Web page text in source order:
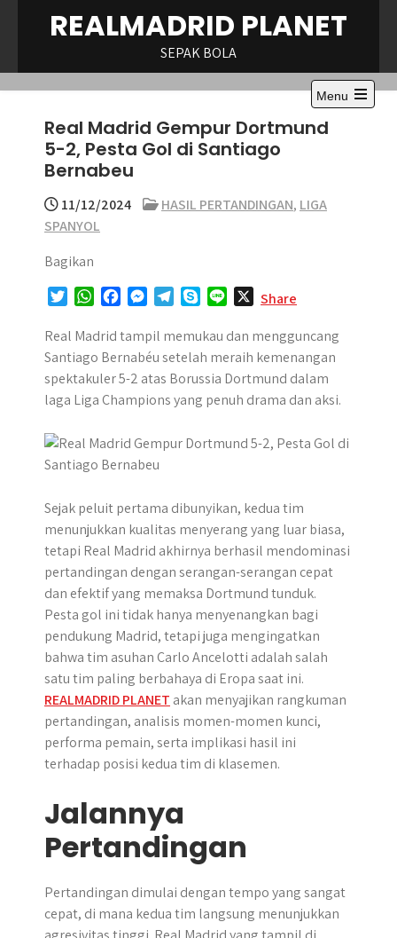
REALMADRID PLANET
SEPAK BOLA
Menu
Open
Real Madrid Gempur Dortmund
5-2, Pesta Gol di Santiago
Bernabeu
11/12/2024 HASIL PERTANDINGAN, LIGA
SPANYOL
Bagikan
i
t
t
e
W
a
t
s
A
c
e
b
o
s
s
e
n
r
l
e
g
r
a
y
p
e
n
e
Share
Real Madrid tampil memukau dan mengguncang
Santiago Bernabéu setelah meraih kemenangan
spektakuler 5-2 atas Borussia Dortmund dalam
laga Liga Champions yang penuh drama dan aksi.
Sejak peluit pertama dibunyikan, kedua tim
menunjukkan kualitas menyerang yang luar biasa,
tetapi Real Madrid akhirnya berhasil mendominasi
pertandingan dengan serangan-serangan cepat
dan efektif yang memaksa Dortmund tunduk.
Pesta gol ini tidak hanya menyenangkan bagi
pendukung Madrid, tetapi juga mengingatkan
bahwa tim asuhan Carlo Ancelotti adalah salah
satu tim paling berbahaya di Eropa saat ini.
REALMADRID PLANET akan menyajikan rangkuman
pertandingan, analisis momen-momen kunci,
performa pemain, serta implikasi hasil ini
terhadap posisi kedua tim di klasemen.
Jalannya
Pertandingan
Pertandingan dimulai dengan tempo yang sangat
cepat, di mana kedua tim langsung menunjukkan